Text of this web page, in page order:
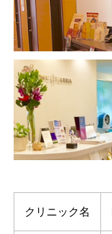
クリニック名